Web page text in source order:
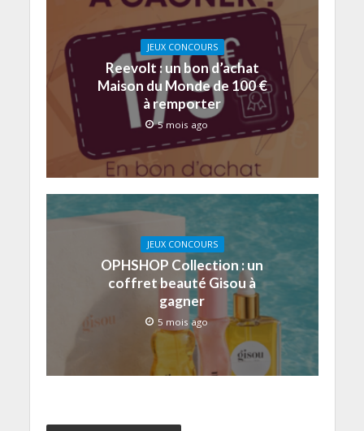
JEUX CONCOURS
Reevolt : un bon d’achat
Maison du Monde de 100 €
à remporter
5 mois ago
JEUX CONCOURS
OPHSHOP Collection : un
coffret beauté Gisou à
gagner
5 mois ago